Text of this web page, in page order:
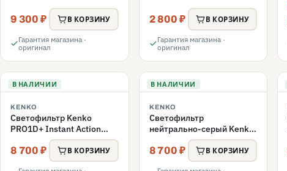
переменной плотностью
ND3-ND400 62mm
9 300 ₽ В КОРЗИНУ
Гарантия магазина ·
оригинал
2 800 ₽ В КОРЗИНУ
Гарантия магазина ·
оригинал
В НАЛИЧИИ
KENKO
Светофильтр Kenko
PRO1D+ Instant Action
Variable NDX3-450+C-PL
переменной плотности
8 700 ₽ В КОРЗИНУ
В НАЛИЧИИ
KENKO
Светофильтр
нейтрально-серый Kenko
58S PL FADER с
переменной плотностью
ND3-ND400 58mm
8 700 ₽ В КОРЗИНУ